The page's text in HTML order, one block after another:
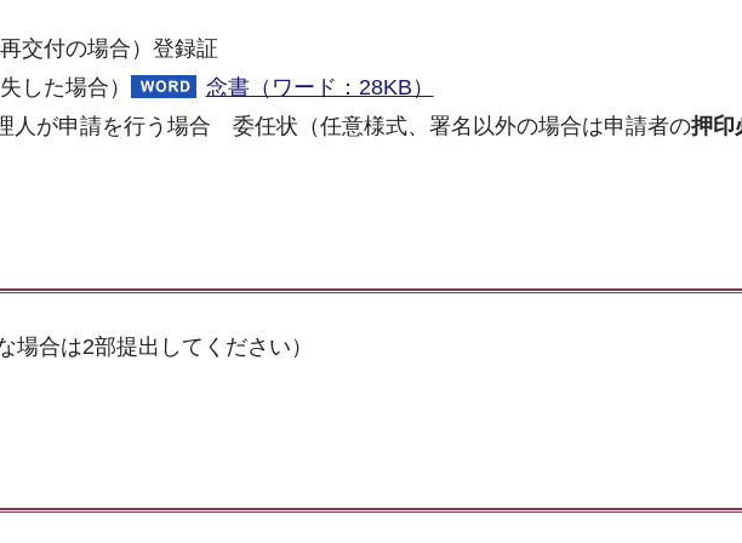
交付の場合）登録証
した場合）
念書（ワード：28KB）
人が申請を行う場合 委任状（任意様式、署名以外の場合は申請者の押印
場合は2部提出してください）